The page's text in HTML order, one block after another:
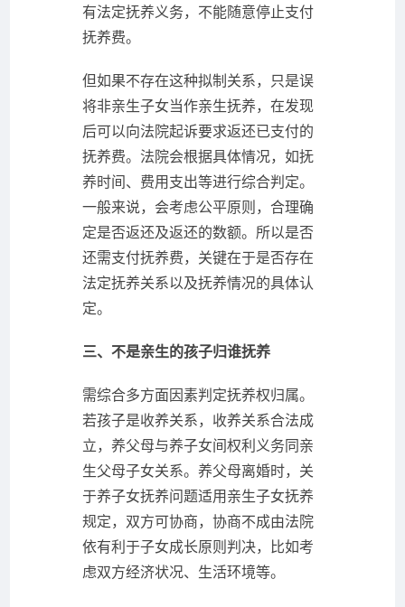
有法定抚养义务，不能随意停止支付
抚养费。
但如果不存在这种拟制关系，只是误
将非亲生子女当作亲生抚养，在发现
后可以向法院起诉要求返还已支付的
抚养费。法院会根据具体情况，如抚
养时间、费用支出等进行综合判定。
一般来说，会考虑公平原则，合理确
定是否返还及返还的数额。所以是否
还需支付抚养费，关键在于是否存在
法定抚养关系以及抚养情况的具体认
定。
三、不是亲生的孩子归谁抚养
需综合多方面因素判定抚养权归属。
若孩子是收养关系，收养关系合法成
立，养父母与养子女间权利义务同亲
生父母子女关系。养父母离婚时，关
于养子女抚养问题适用亲生子女抚养
规定，双方可协商，协商不成由法院
依有利于子女成长原则判决，比如考
虑双方经济状况、生活环境等。